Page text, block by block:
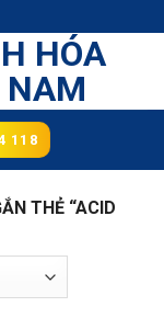
118
THẺ “ACID